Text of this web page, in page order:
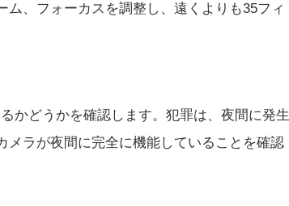
、フォーカスを調整し、遠くよりも35フィ
かどうかを確認します。犯罪は、夜間に発生
ラが夜間に完全に機能していることを確認